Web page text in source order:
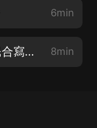
6min
林州民間故事 012 進士和農民合寫春聯 013 是是是 8min